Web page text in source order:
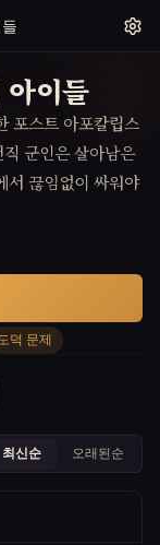
이들
포스트 아포칼립스
군인은 살아남은
서 끊임없이 싸워야
덕 문제
최신순 오래된순